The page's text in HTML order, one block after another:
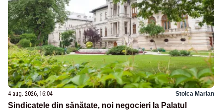
4 aug. 2026, 16:04 Stoica Marian
Sindicatele din sănătate, noi negocieri la Palatul